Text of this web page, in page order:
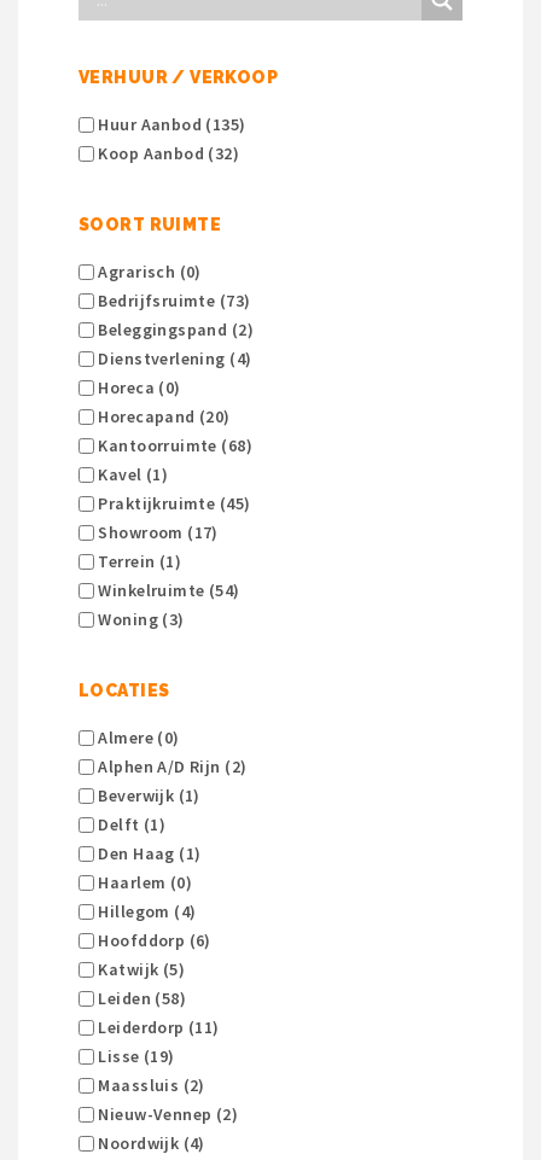
VERHUUR / VERKOOP
Huur Aanbod (135)
Koop Aanbod (32)
SOORT RUIMTE
Agrarisch (0)
Bedrijfsruimte (73)
Beleggingspand (2)
Dienstverlening (4)
Horeca (0)
Horecapand (20)
Kantoorruimte (68)
Kavel (1)
Praktijkruimte (45)
Showroom (17)
Terrein (1)
Winkelruimte (54)
Woning (3)
LOCATIES
Almere (0)
Alphen A/d Rijn (2)
Beverwijk (1)
Delft (1)
Den Haag (1)
Haarlem (0)
Hillegom (4)
Hoofddorp (6)
Katwijk (5)
Leiden (58)
Leiderdorp (11)
Lisse (19)
Maassluis (2)
Nieuw-Vennep (2)
Noordwijk (4)